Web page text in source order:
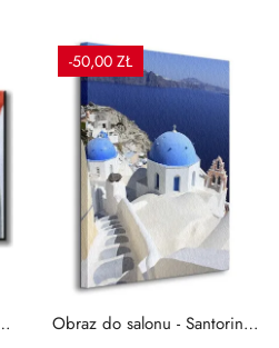
-50,00 ZŁ
Obraz do salonu - Santorini -